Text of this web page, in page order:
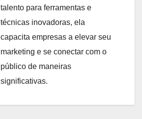
talento para ferramentas e
técnicas inovadoras, ela
capacita empresas a elevar seu
marketing e se conectar com o
público de maneiras
significativas.